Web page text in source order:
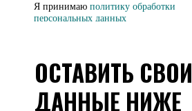
Я принимаю политику обработки
персональных данных
ОСТАВИТЬ СВОИ
ДАННЫЕ НИЖЕ